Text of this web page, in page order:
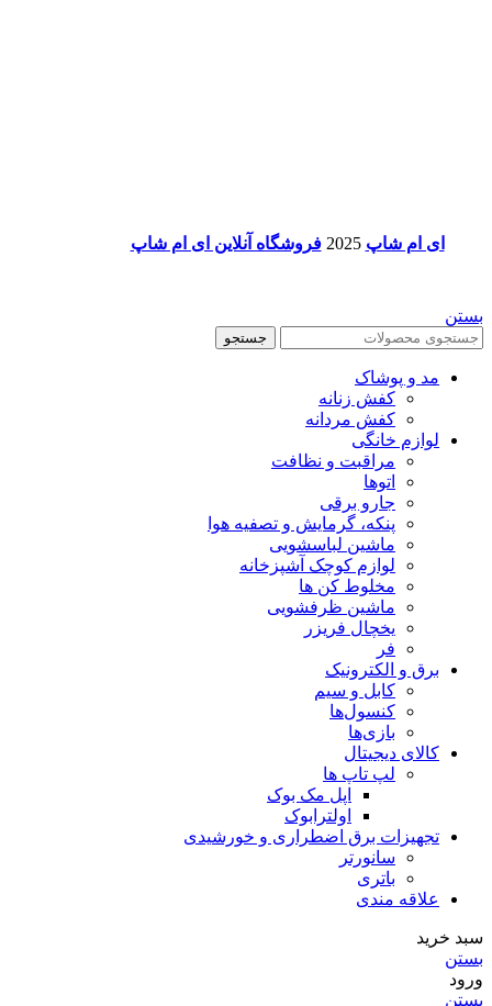
ای ام شاپ 2025 فروشگاه آنلاین ای ام شاپ
بستن
جستجو
مد و پوشاک
کفش زنانه
کفش مردانه
لوازم خانگی
مراقبت و نظافت
اتوها
جارو برقی
پنکه، گرمایش و تصفیه هوا
ماشین لباسشویی
لوازم کوچک آشپزخانه
مخلوط کن ها
ماشین ظرفشویی
یخچال فریزر
فر
برق و الکترونیک
کابل و سیم
کنسول‌ها
بازی‌ها
کالای دیجیتال
لپ تاپ ها
اپل مک بوک
اولترابوک
تجهیزات برق اضطراری و خورشیدی
سانورتر
باتری
علاقه مندی
سبد خرید
بستن
ورود
بستن